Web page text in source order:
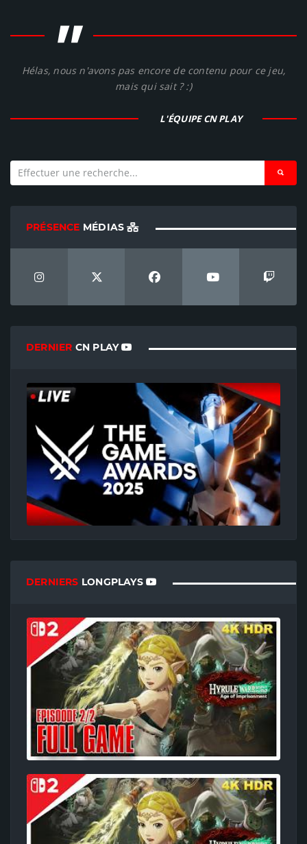
"
Hélas, nous n'avons pas encore de contenu pour ce jeu,
mais qui sait ? :)
L'ÉQUIPE CN PLAY
PRÉSENCE MÉDIAS
DERNIER CN PLAY
DERNIERS LONGPLAYS